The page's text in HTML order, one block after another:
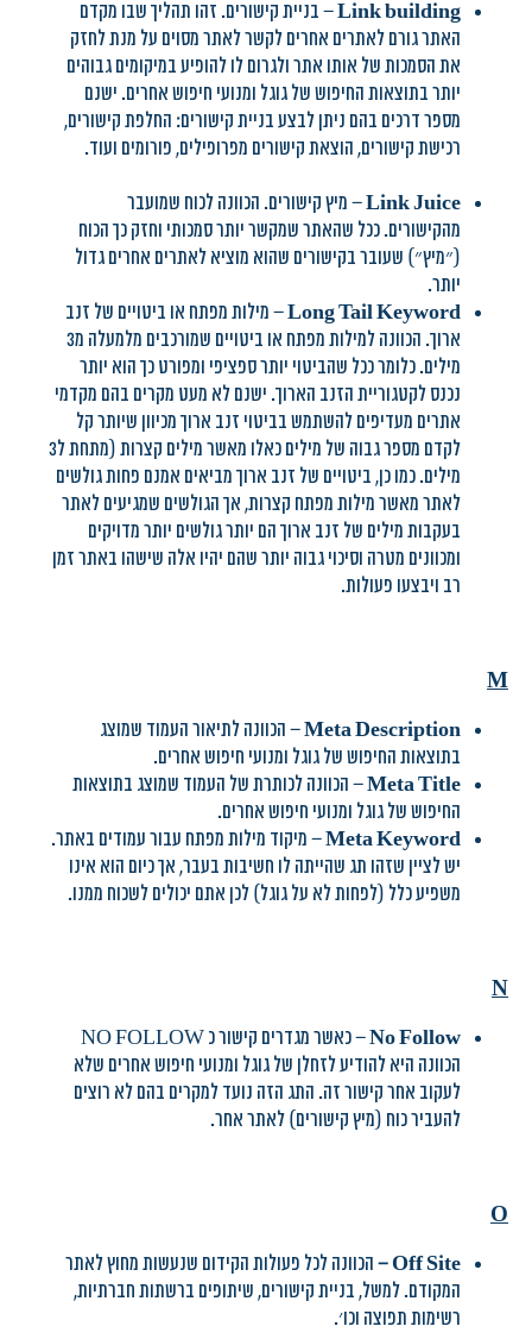
Link building– בניית קישורים. זהו תהליך שבו מקדם
האתר גורם לאתרים אחרים לקשר לאתר מסוים על מנת לחזק
את הסמכות של אותו אתר ולגרום לו להופיע במיקומים גבוהים
יותר בתוצאות החיפוש של גוגל ומנועי חיפוש אחרים. ישנם
מספר דרכים בהם ניתן לבצע בניית קישורים: החלפת קישורים,
רכישת קישורים, הוצאת קישורים מפרופילים, פורומים ועוד.
Link Juice– מיץ קישורים. הכוונה לכוח שמועבר
מהקישורים. ככל שהאתר שמקשר יותר סמכותי וחזק כך הכוח
(״מיץ״) שעובר בקישורים שהוא מוציא לאתרים אחרים גדול
יותר.
Long Tail Keyword– מילות מפתח או ביטויים של זנב
ארוך. הכוונה למילות מפתח או ביטויים שמורכבים מלמעלה מ3
מילים. כלומר ככל שהביטוי יותר ספציפי ומפורט כך הוא יותר
נכנס לקטגוריית הזנב הארוך. ישנם לא מעט מקרים בהם מקדמי
אתרים מעדיפים להשתמש בביטוי זנב ארוך מכיוון שיותר קל
לקדם מספר גבוה של מילים כאלו מאשר מילים קצרות (מתחת ל3
מילים. כמו כן, ביטויים של זנב ארוך מביאים אמנם פחות גולשים
לאתר מאשר מילות מפתח קצרות, אך הגולשים שמגיעים לאתר
בעקבות מילים של זנב ארוך הם יותר גולשים יותר מדויקים
ומכוונים מטרה וסיכוי גבוה יותר שהם יהיו אלה שישהו באתר זמן
רב ויבצעו פעולות.
M
Meta Description– הכוונה לתיאור העמוד שמוצג
בתוצאות החיפוש של גוגל ומנועי חיפוש אחרים.
Meta Title– הכוונה לכותרת של העמוד שמוצג בתוצאות
החיפוש של גוגל ומנועי חיפוש אחרים.
Meta Keyword– מיקוד מילות מפתח עבור עמודים באתר.
יש לציין שזהו תג שהייתה לו חשיבות בעבר, אך כיום הוא אינו
משפיע כלל (לפחות לא על גוגל) לכן אתם יכולים לשכוח ממנו.
N
No Follow
– כאשר מגדרים קישור כ NO FOLLOW
הכוונה היא להודיע לזחלן של גוגל ומנועי חיפוש אחרים שלא
לעקוב אחר קישור זה. התג הזה נועד למקרים בהם לא רוצים
להעביר כוח (מיץ קישורים) לאתר אחר.
O
Off Site
– הכוונה לכל פעולות הקידום שנעשות מחוץ לאתר
המקודם. למשל, בניית קישורים, שיתופים ברשתות חברתיות,
רשימות תפוצה וכו׳.